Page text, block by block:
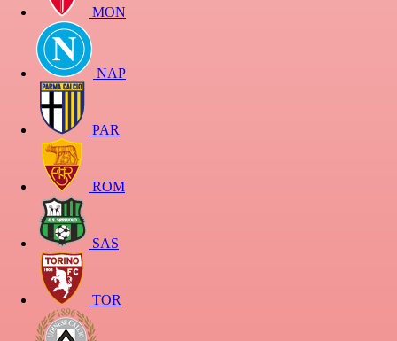
MON
NAP
PAR
ROM
SAS
TOR